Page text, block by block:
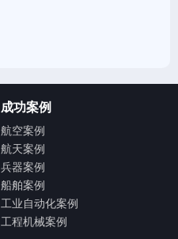
成功案例
航空案例
航天案例
兵器案例
船舶案例
工业自动化案例
工程机械案例